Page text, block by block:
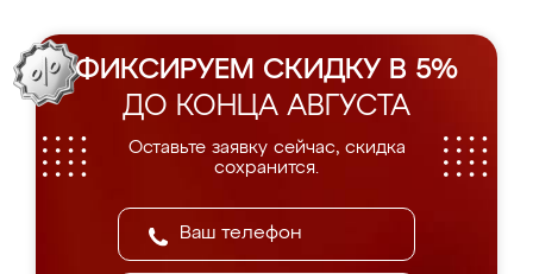
ФИКСИРУЕМ СКИДКУ В 5%
ДО КОНЦА АВГУСТА
Оставьте заявку сейчас, скидка
сохранится.